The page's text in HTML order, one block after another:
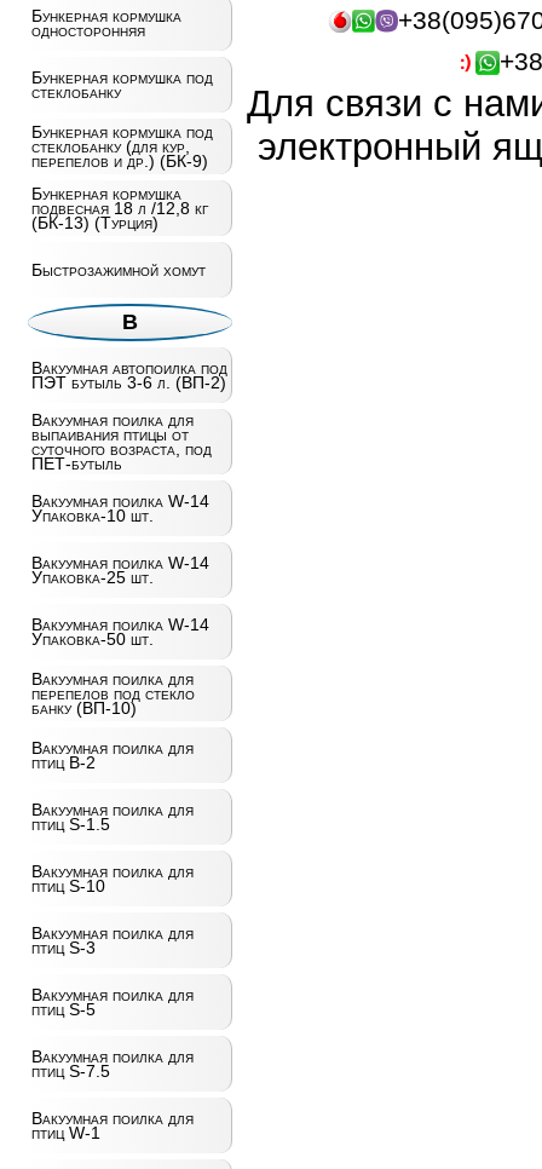
Бункерная кормушка
односторонняя
Бункерная кормушка под
стеклобанку
Бункерная кормушка под
стеклобанку (для кур,
перепелов и др.) (БК-9)
Бункерная кормушка
подвесная 18 л /12,8 кг
(БК-13) (Турция)
Быстрозажимной хомут
В
Вакуумная автопоилка под
ПЭТ бутыль 3-6 л. (ВП-2)
Вакуумная поилка для
выпаивания птицы от
суточного возраста, под
ПЕТ-бутыль
Вакуумная поилка W-14
Упаковка-10 шт.
Вакуумная поилка W-14
Упаковка-25 шт.
Вакуумная поилка W-14
Упаковка-50 шт.
Вакуумная поилка для
перепелов под стекло
банку (ВП-10)
Вакуумная поилка для
птиц B-2
Вакуумная поилка для
птиц S-1.5
Вакуумная поилка для
птиц S-10
Вакуумная поилка для
птиц S-3
Вакуумная поилка для
птиц S-5
Вакуумная поилка для
птиц S-7.5
Вакуумная поилка для
птиц W-1
Для связи с
электронный